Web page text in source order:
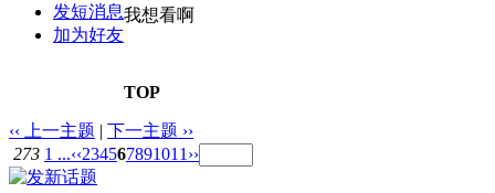
发短消息
加为好友
我想看啊
TOP
‹‹ 上一主题 | 下一主题 ››
273 1 ...‹‹234567891011 ››